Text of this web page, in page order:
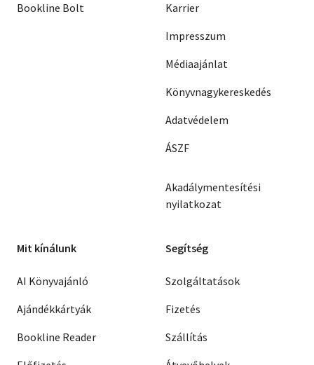
Bookline Bolt
Karrier
Impresszum
Médiaajánlat
Könyvnagykereskedés
Adatvédelem
ÁSZF
Akadálymentesítési
nyilatkozat
Mit kínálunk
AI Könyvajánló
Ajándékkártyák
Bookline Reader
Segítség
Szolgáltatások
Fizetés
Szállítás